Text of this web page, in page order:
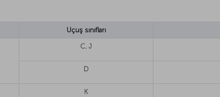
Uçuş sınıfları
C, J
D
K